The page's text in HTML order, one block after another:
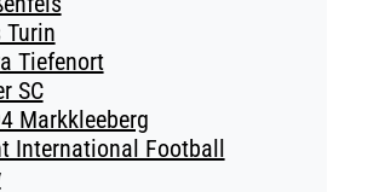
Tiefenort
SC
Markkleeberg
International Football